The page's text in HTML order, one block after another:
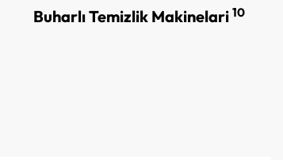
Buharlı Temizlik Makinelari 10